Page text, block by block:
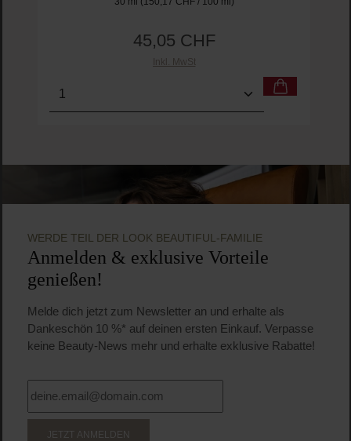
Regulärer Preis:
45,05 CHF
Inkl. MwSt
Produkt Anzahl: Gib den gewünschten Wert
WERDE TEIL DER LOOK BEAUTIFUL-FAMILIE
Anmelden & exklusive Vorteile
genießen!
Melde dich jetzt zum Newsletter an und erhalte als
Dankeschön 10 %* auf deinen ersten Einkauf. Verpasse
keine Beauty-News mehr und erhalte exklusive Rabatte!
JETZT ANMELDEN